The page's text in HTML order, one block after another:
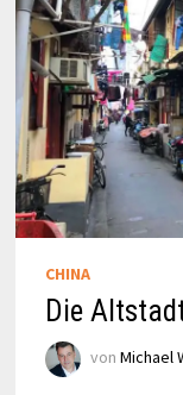
CHINA
Die
von Michael